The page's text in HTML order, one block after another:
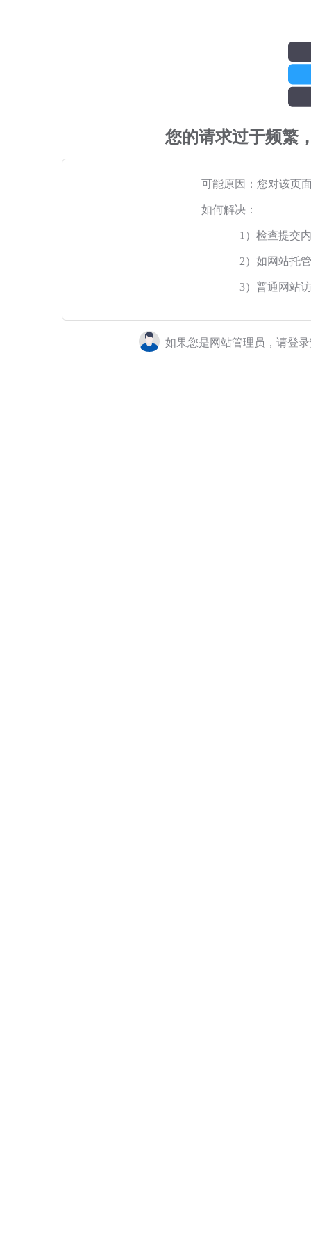
您的请求过于频繁
可能原因：您对该页
如何解决：
1）检查提交
2）如网站托
3）普通网站
如果您是网站管理员，请登